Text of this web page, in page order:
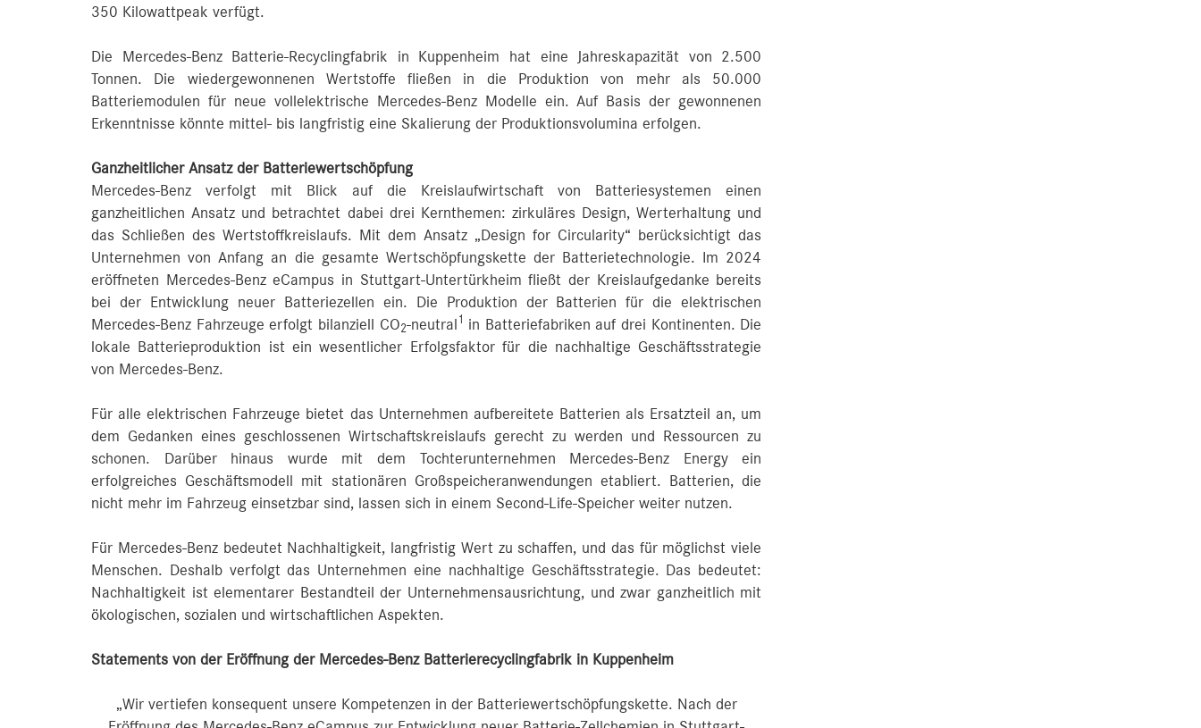
350 Kilowattpeak verfügt.
Die Mercedes-Benz Batterie-Recyclingfabrik in Kuppenheim hat eine Jahreskapazität von 2.500
Tonnen. Die wiedergewonnenen Wertstoffe fließen in die Produktion von mehr als 50.000
Batteriemodulen für neue vollelektrische Mercedes-Benz Modelle ein. Auf Basis der gewonnenen
Erkenntnisse könnte mittel- bis langfristig eine Skalierung der Produktionsvolumina erfolgen.
Ganzheitlicher Ansatz der Batteriewertschöpfung
Mercedes-Benz verfolgt mit Blick auf die Kreislaufwirtschaft von Batteriesystemen einen
ganzheitlichen Ansatz und betrachtet dabei drei Kernthemen: zirkuläres Design, Werterhaltung und
das Schließen des Wertstoffkreislaufs. Mit dem Ansatz „Design for Circularity“ berücksichtigt das
Unternehmen von Anfang an die gesamte Wertschöpfungskette der Batterietechnologie. Im 2024
eröffneten Mercedes-Benz eCampus in Stuttgart-Untertürkheim fließt der Kreislaufgedanke bereits
bei der Entwicklung neuer Batteriezellen ein. Die Produktion der Batterien für die elektrischen
Mercedes-Benz Fahrzeuge erfolgt bilanziell CO2-neutral 1
in Batteriefabriken auf drei Kontinenten. Die
lokale Batterieproduktion ist ein wesentlicher Erfolgsfaktor für die nachhaltige Geschäftsstrategie
von Mercedes-Benz.
Für alle elektrischen Fahrzeuge bietet das Unternehmen aufbereitete Batterien als Ersatzteil an, um
dem Gedanken eines geschlossenen Wirtschaftskreislaufs gerecht zu werden und Ressourcen zu
schonen. Darüber hinaus wurde mit dem Tochterunternehmen Mercedes-Benz Energy ein
erfolgreiches Geschäftsmodell mit stationären Großspeicheranwendungen etabliert. Batterien, die
nicht mehr im Fahrzeug einsetzbar sind, lassen sich in einem Second-Life-Speicher weiter nutzen.
Für Mercedes-Benz bedeutet Nachhaltigkeit, langfristig Wert zu schaffen, und das für möglichst viele
Menschen. Deshalb verfolgt das Unternehmen eine nachhaltige Geschäftsstrategie. Das bedeutet:
Nachhaltigkeit ist elementarer Bestandteil der Unternehmensausrichtung, und zwar ganzheitlich mit
ökologischen, sozialen und wirtschaftlichen Aspekten.
Statements von der Eröffnung der Mercedes-Benz Batterierecyclingfabrik in Kuppenheim
„Wir vertiefen konsequent unsere Kompetenzen in der Batteriewertschöpfungskette. Nach der